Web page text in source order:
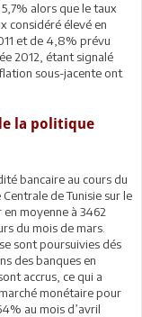
alors que le taux
considéré élevé en
et de 4,8% prévu
2012, étant signalé
sous-jacente ont
la politique
bancaire au cours du
de Tunisie sur le
moyenne à 3462
du mois de mars.
sont poursuivies dés
des banques en
accrus, ce qui a
monétaire pour
au mois d’avril